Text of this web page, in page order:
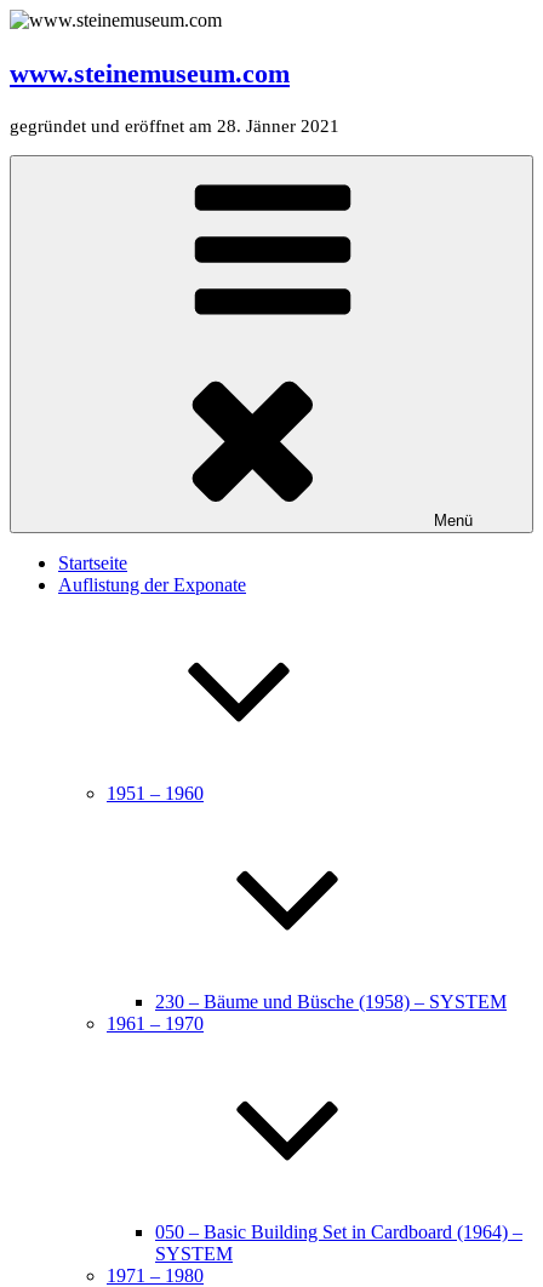
Zum
www.steinemuseum.com
gegründet und eröffnet am 28. Jänner 2021
Menü
Startseite
Auflistung der Exponate
1951 – 1960
230 – Bäume und Büsche (1958) – SYSTEM
1961 – 1970
050 – Basic Building Set in Cardboard (1964) –
SYSTEM
1971 – 1980